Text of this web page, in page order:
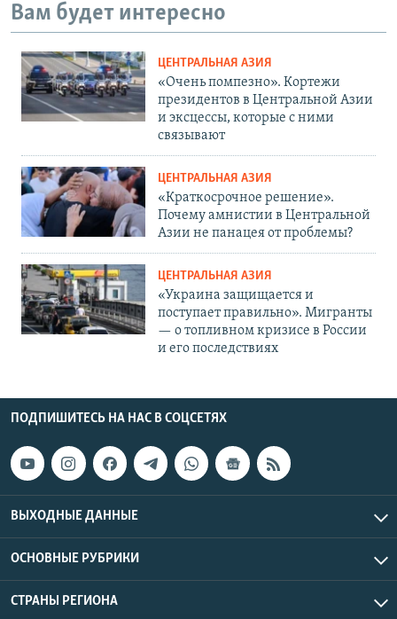
Вам будет интересно
ЦЕНТРАЛЬНАЯ АЗИЯ
«Очень помпезно». Кортежи
президентов в Центральной Азии
и эксцессы, которые с ними
связывают
ЦЕНТРАЛЬНАЯ АЗИЯ
«Краткосрочное решение».
Почему амнистии в Центральной
Азии не панацея от проблемы?
ЦЕНТРАЛЬНАЯ АЗИЯ
«Украина защищается и
поступает правильно». Мигранты
— о топливном кризисе в России
и его последствиях
ПОДПИШИТЕСЬ НА НАС В СОЦСЕТЯХ
ВЫХОДНЫЕ ДАННЫЕ
ОСНОВНЫЕ РУБРИКИ
СТРАНЫ РЕГИОНА